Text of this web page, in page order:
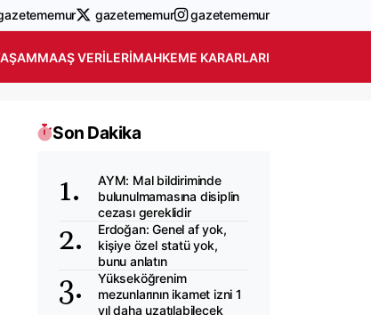
gazetememur gazetememur
MAAŞ VERILERIMAHKEME KARARLARI
Son Dakika
AYM: Mal bildiriminde
bulunulmamasına disiplin
cezası gereklidir
Erdoğan: Genel af yok,
kişiye özel statü yok,
bunu anlatın
Yükseköğrenim
mezunlarının ikamet izni 1
yıl daha uzatılabilecek